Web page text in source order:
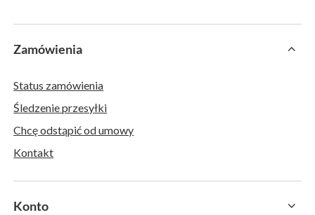
Zamówienia
Status zamówienia
Śledzenie przesyłki
Chcę odstąpić od umowy
Kontakt
Konto